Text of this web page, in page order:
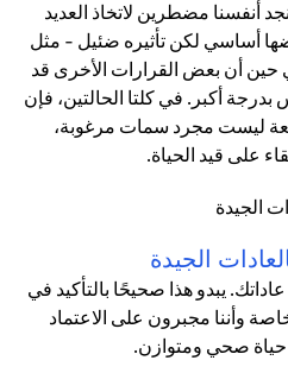
أنفسنا مضطرين لاتخاذ العديد
أساسي لكن تأثيره ضئيل - مثل
حين أن بعض القرارات الأخرى قد
أكبر. في كلتا الحالتين، فإن
ليست مجرد سمات مرغوبة،
على قيد الحياة.
الجيدة
يبدو هذا صحيحًا بالتأكيد في
وأننا مجبرون على الاعتماد
صحي ومتوازن.